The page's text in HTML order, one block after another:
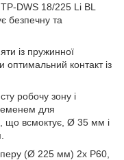
DWS 18/225 Li BL
безпечну та
із пружинної
контакт із
робочу зону і
для
що всмоктує, Ø 35 мм і
(Ø 225 мм) 2x P60,